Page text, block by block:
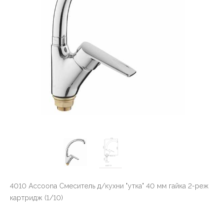
4010 Accoona Смеситель д/кухни "утка" 40 мм гайка 2-реж
картридж (1/10)